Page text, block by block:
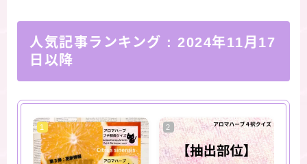
人気記事ランキング : 2024年11月17
日以降